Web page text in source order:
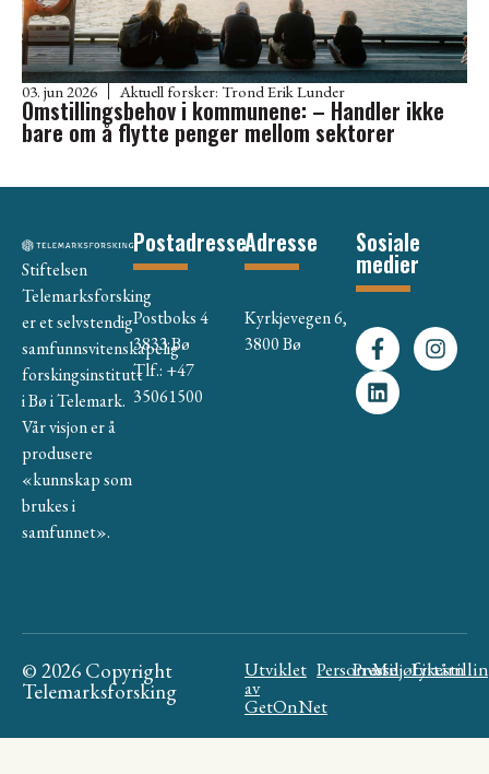
03. jun 2026 Aktuell forsker: Trond Erik Lunder
Omstillingsbehov i kommunene: – Handler ikke
bare om å flytte penger mellom sektorer
Stiftelsen
Telemarksforsking
er et selvstendig
samfunnsvitenskapelig
forskingsinstitutt
i Bø i Telemark.
Vår visjon er å
produsere
«kunnskap som
brukes i
samfunnet».
Postadresse
Postboks 4
3833 Bø
Tlf.: +47
35061500
Adresse
Kyrkjevegen 6,
3800 Bø
Sosiale
medier
© 2026 Copyright
Telemarksforsking
Utviklet
av
GetOnNet
Personvern
Presse
Miljøfyrtårn